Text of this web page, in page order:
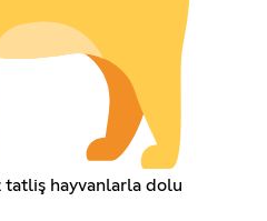
tatliş hayvanlarla dolu